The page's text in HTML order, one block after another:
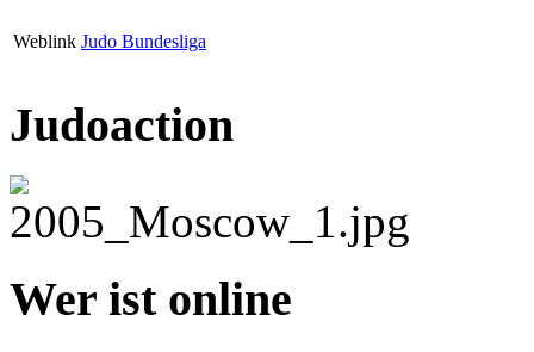
Weblink Judo Bundesliga
Judoaction
Wer ist online